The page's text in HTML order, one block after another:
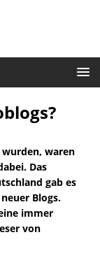
wurden, waren
Das
gab es
Blogs.
immer
von